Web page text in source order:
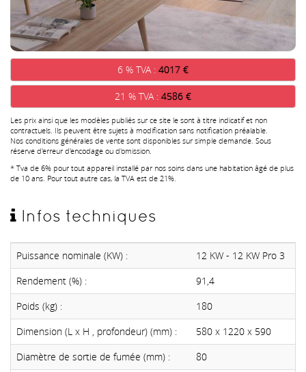
6 % TVA : 4017 €
21 % TVA : 4586 €
Les prix ainsi que les modèles publiés sur ce site le sont à titre indicatif et non
contractuels. Ils peuvent être sujets à modification sans notification préalable.
Nos conditions générales de vente sont disponibles sur simple demande. Sous
réserve d'erreur d'encodage ou d'omission.
* Tva de 6% pour tout appareil installé par nos soins dans une habitation âgé de plus
de 10 ans. Pour tout autre cas, la TVA est de 21%.
Infos techniques
Puissance nominale (KW) :
12 KW - 12 KW Pro 3
Rendement (%) :
91,4
Poids (kg) :
180
Dimension (L x H , profondeur) (mm) :
580 x 1220 x 590
Diamètre de sortie de fumée (mm) :
80